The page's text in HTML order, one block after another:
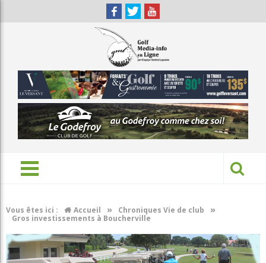
Vous êtes ici : Accueil » Chroniques Vie de club »
Gros investissements à Boucherville